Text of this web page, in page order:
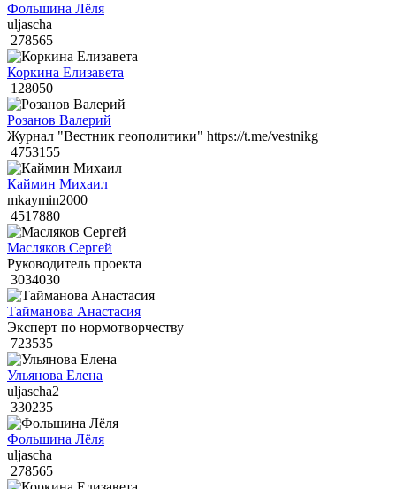
Фольшина Лёля
uljascha
278565
Коркина Елизавета
128050
Розанов Валерий
Журнал "Вестник геополитики" https://t.me/vestnikg
4753155
Каймин Михаил
mkaymin2000
4517880
Масляков Сергей
Руководитель проекта
3034030
Тайманова Анастасия
Эксперт по нормотворчеству
723535
Ульянова Елена
uljascha2
330235
Фольшина Лёля
uljascha
278565